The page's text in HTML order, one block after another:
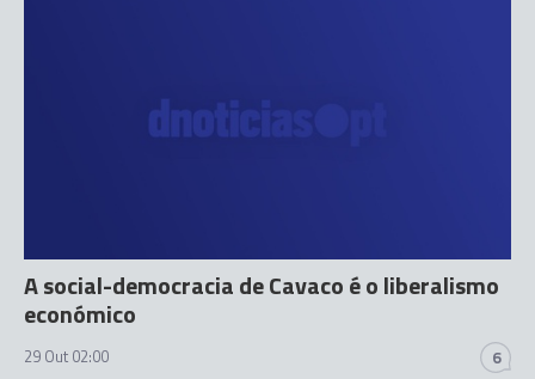
A social-democracia de Cavaco é o liberalismo
económico
29 Out 02:00 6